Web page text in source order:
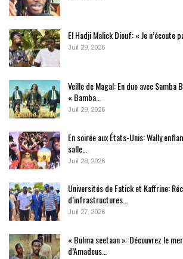
El Hadji Malick Diouf: « Je n’écoute
Juil 29, 2026
Veille de Magal: En duo avec Samba
« Bamba…
Juil 29, 2026
En soirée aux États-Unis: Wally
salle…
Juil 28, 2026
Universités de Fatick et Kaffrine:
d’infrastructures…
Juil 27, 2026
« Bulma seetaan »: Découvrez le
d’Amadeus…